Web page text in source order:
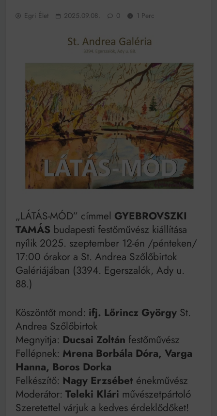
Ingatlanpiaci szakértők szerint akár 5 százalékkal is
Munkácsy nem Krisztust szépítette meg: minket
Amikor a Tetris boldogabbá tesz, mint a szerelem
Létezik tökéletes élet: Truman is elhitte
Karinthy Frigyes: a zseni, aki belenézett a saját
koponyájába
Ki akarsz törni. De miből?
Az öregség nem csak ránc?
Az ördög még mindig Pradát visel. De te miért öltözöl
hozzá?
Mindenki a világot akarja uralni – de nem csak a 80-
as években
Bitumenes lapostetők: a bevált technológia akkor
működik, ha jól van felújítva
Egri Élet 2025.09.08. 0 1 Perc
„LÁTÁS-MÓD” címmel GYEBROVSZKI
TAMÁS budapesti festőművész kiállítása
nyílik 2025. szeptember 12-én /pénteken/
17:00 órakor a St. Andrea Szőlőbirtok
Galériájában (3394. Egerszalók, Ady u.
88.)
Köszöntőt mond: ifj. Lőrincz György St.
Andrea Szőlőbirtok
Megnyitja: Ducsai Zoltán festőművész
Fellépnek: Mrena Borbála Dóra, Varga
Hanna, Boros Dorka
Felkészítő: Nagy Erzsébet énekművész
Moderátor: Teleki Klári művészetpártoló
Szeretettel várjuk a kedves érdeklődőket!